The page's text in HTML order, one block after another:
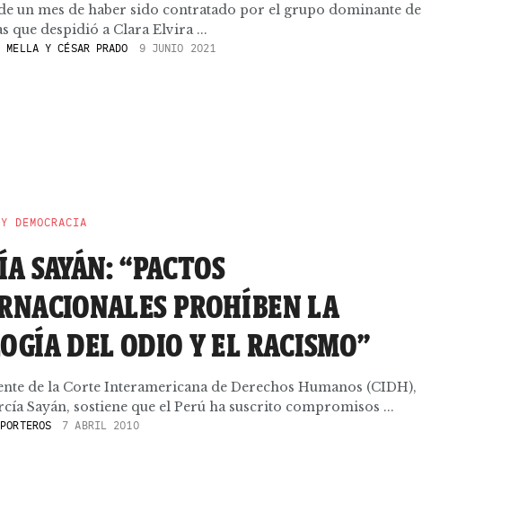
un mes de haber sido contratado por el grupo dominante de
que despidió a Clara Elvira ...
MELLA Y CÉSAR PRADO 9 JUNIO 2021
DEMOCRACIA
SAYÁN: “PACTOS
PROHÍBEN LA
DEL ODIO Y EL RACISMO”
de la Corte Interamericana de Derechos Humanos (CIDH),
Sayán, sostiene que el Perú ha suscrito compromisos ...
7 ABRIL 2010